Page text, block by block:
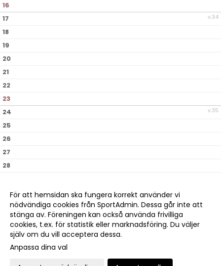
16
v.34
17
18
19
20
21
22
23
v.35
24
25
26
27
28
30För att hemsidan ska fungera korrekt använder vi
nödvändiga cookies från SportAdmin. Dessa går inte att
stänga av. Föreningen kan också använda frivilliga
cookies, t.ex. för statistik eller marknadsföring. Du väljer
själv om du vill acceptera dessa.
Anpassa dina val